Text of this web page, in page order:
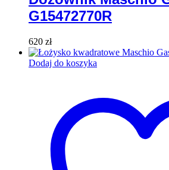
G15472770R
620 zł
Dodaj do koszyka